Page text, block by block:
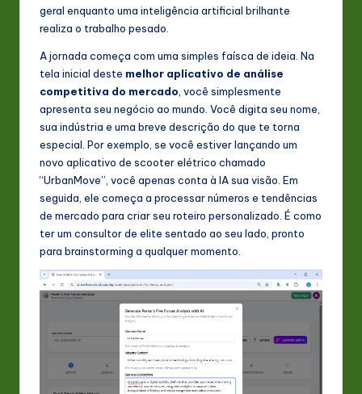
in
A
&
S
ft
w
geral enquanto uma inteligência artificial brilhante
realiza o trabalho pesado.
A jornada começa com uma simples faísca de ideia. Na
tela inicial deste melhor aplicativo de análise
competitiva do mercado , você simplesmente
apresenta seu negócio ao mundo. Você digita seu nome,
sua indústria e uma breve descrição do que te torna
especial. Por exemplo, se você estiver lançando um
novo aplicativo de scooter elétrico chamado
“UrbanMove”, você apenas conta à IA sua visão. Em
seguida, ele começa a processar números e tendências
de mercado para criar seu roteiro personalizado. É como
ter um consultor de elite sentado ao seu lado, pronto
para brainstorming a qualquer momento.